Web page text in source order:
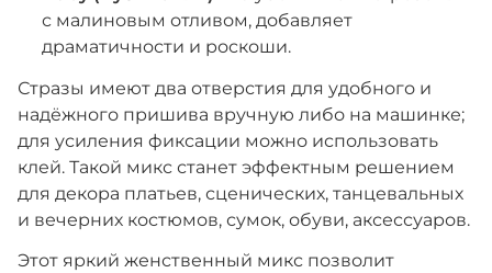
с малиновым отливом, добавляет
драматичности и роскоши.
Стразы имеют два отверстия для удобного и
надёжного пришива вручную либо на машинке;
для усиления фиксации можно использовать
клей. Такой микс станет эффектным решением
для декора платьев, сценических, танцевальных
и вечерних костюмов, сумок, обуви, аксессуаров.
Этот яркий женственный микс позволит